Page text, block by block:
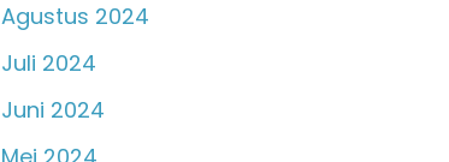
Agustus 2024
Juli 2024
Juni 2024